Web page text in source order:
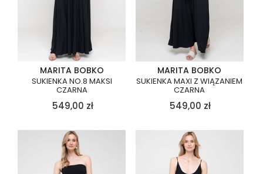
MARITA BOBKO
SUKIENKA NO.8 MAKSI
CZARNA
549,00 zł
MARITA BOBKO
SUKIENKA MAXI Z WIĄZANIEM
CZARNA
549,00 zł